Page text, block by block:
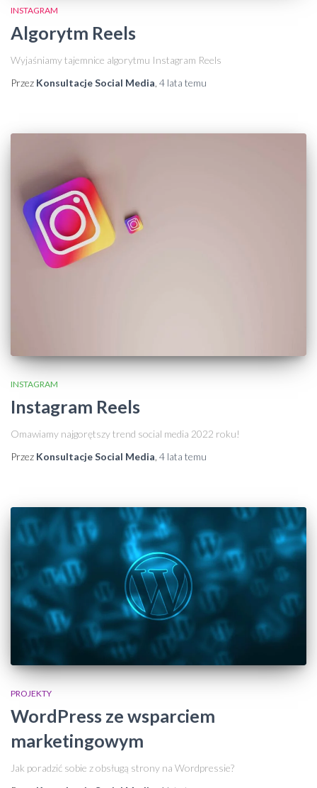
INSTAGRAM
Algorytm Reels
Wyjaśniamy tajemnice algorytmu Instagram Reels
Przez Konsultacje Social Media 4 lata temu
INSTAGRAM
Instagram Reels
Omawiamy najgorętszy trend social media 2022 roku!
Przez Konsultacje Social Media 4 lata temu
PROJEKTY
WordPress ze wsparciem
marketingowym
Jak poradzić sobie z obsługą strony na Wordpressie?